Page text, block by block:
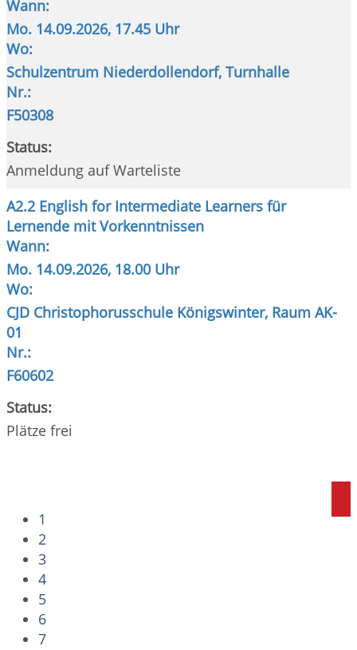
Wann:
Mo. 14.09.2026, 17.45 Uhr
Wo:
Schulzentrum Niederdollendorf, Turnhalle
Nr.:
F50308
Status:
Anmeldung auf Warteliste
A2.2 English for Intermediate Learners für
Lernende mit Vorkenntnissen
Wann:
Mo. 14.09.2026, 18.00 Uhr
Wo:
CJD Christophorusschule Königswinter, Raum AK-
01
Nr.:
F60602
Status:
Plätze frei
1
2
3
4
5
6
7